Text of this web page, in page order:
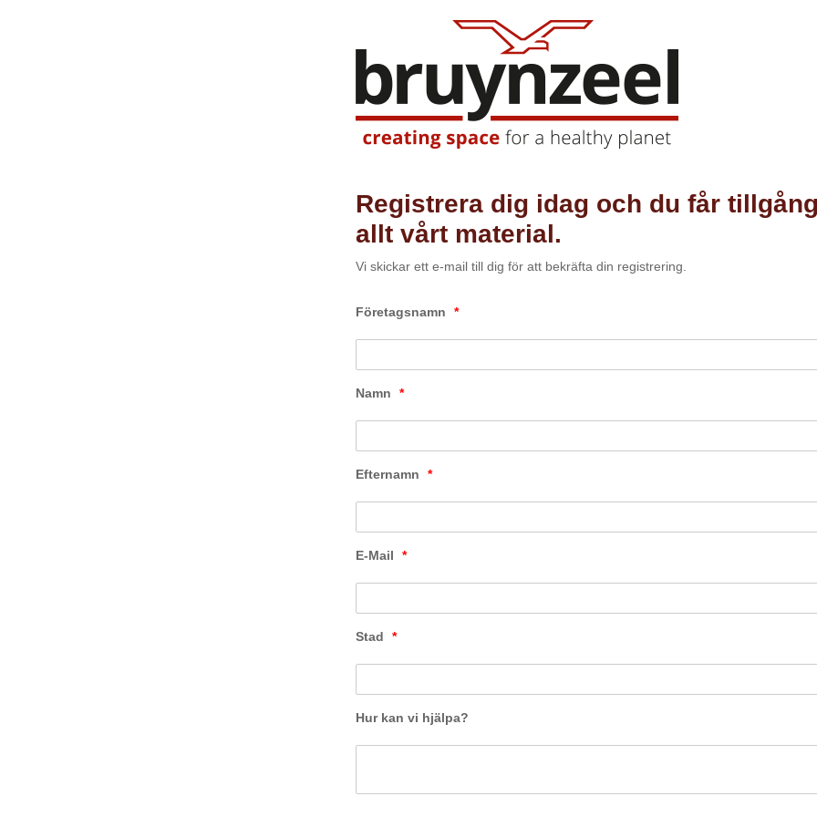
Registrera dig idag och du får
allt vårt material.
Vi skickar ett e-mail till dig för att bekräfta din registrering.
Företagsnamn *
Namn *
Efternamn *
E-Mail *
Stad *
Hur kan vi hjälpa?